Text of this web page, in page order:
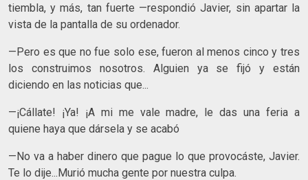
tiembla, y más, tan fuerte —respondió Javier, sin apartar la
vista de la pantalla de su ordenador.
—Pero es que no fue solo ese, fueron al menos cinco y tres
los construimos nosotros. Alguien ya se fijó y están
diciendo en las noticias que...
—¡Cállate! ¡Ya! ¡A mi me vale madre, le das una feria a
quiene haya que dársela y se acabó
—No va a haber dinero que pague lo que provocáste, Javier.
Te lo dije...Murió mucha gente por nuestra culpa.